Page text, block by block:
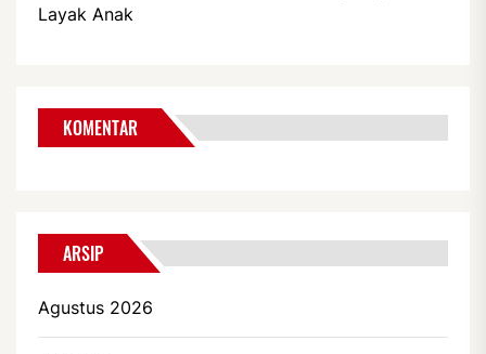
Layak Anak
KOMENTAR
ARSIP
Agustus 2026